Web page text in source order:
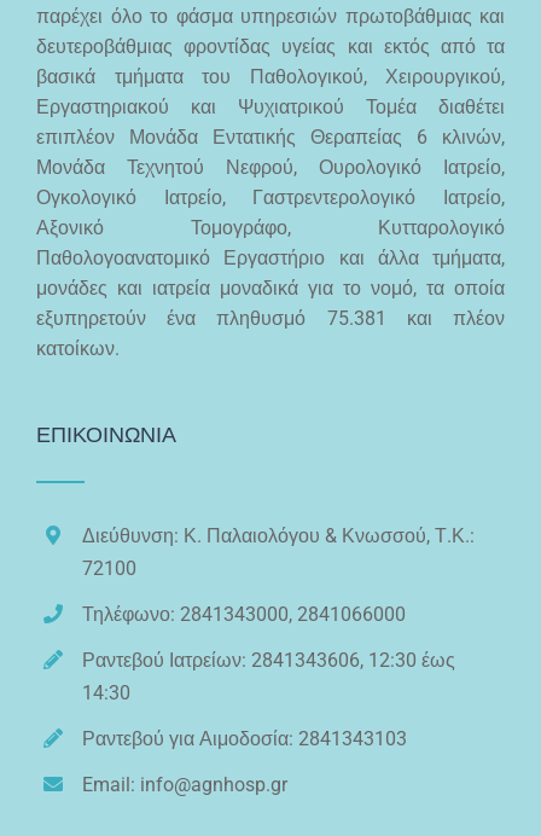
παρέχει όλο το φάσμα υπηρεσιών πρωτοβάθμιας και
δευτεροβάθμιας φροντίδας υγείας και εκτός από τα
βασικά τμήματα του Παθολογικού, Χειρουργικού,
Εργαστηριακού και Ψυχιατρικού Τομέα διαθέτει
επιπλέον Μονάδα Εντατικής Θεραπείας 6 κλινών,
Μονάδα Τεχνητού Νεφρού, Ουρολογικό Ιατρείο,
Ογκολογικό Ιατρείο, Γαστρεντερολογικό Ιατρείο,
Αξονικό Τομογράφο, Κυτταρολογικό
Παθολογοανατομικό Εργαστήριο και άλλα τμήματα,
μονάδες και ιατρεία μοναδικά για το νομό, τα οποία
εξυπηρετούν ένα πληθυσμό 75.381 και πλέον
κατοίκων.
ΕΠΙΚΟΙΝΩΝΙΑ
Διεύθυνση: Κ. Παλαιολόγου & Κνωσσού, Τ.Κ.:
72100
Τηλέφωνο: 2841343000, 2841066000
Ραντεβού Ιατρείων: 2841343606, 12:30 έως
14:30
Ραντεβού για Αιμοδοσία: 2841343103
Email: info@agnhosp.gr